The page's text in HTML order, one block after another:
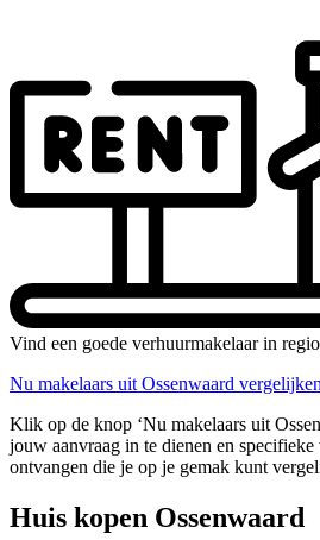
Vind een goede verhuurmakelaar in
Nu makelaars uit Ossenwaard vergelijken
Klik op de knop ‘Nu makelaars uit
jouw aanvraag in te dienen en
ontvangen die je op je gemak kunt
Huis kopen Ossenwaard